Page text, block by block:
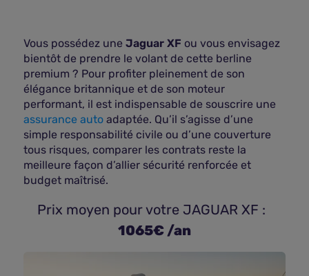
Vous possédez une Jaguar XF ou vous envisagez
bientôt de prendre le volant de cette berline
premium ? Pour profiter pleinement de son
élégance britannique et de son moteur
performant, il est indispensable de souscrire une
assurance auto adaptée. Qu’il s’agisse d’une
simple responsabilité civile ou d’une couverture
tous risques, comparer les contrats reste la
meilleure façon d’allier sécurité renforcée et
budget maîtrisé.
Prix moyen pour votre JAGUAR XF :
1065€ /an